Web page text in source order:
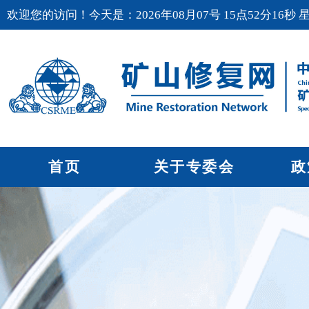
欢迎您的访问！今天是：2026年08月07号 15点52分17秒
首页 关于专委会